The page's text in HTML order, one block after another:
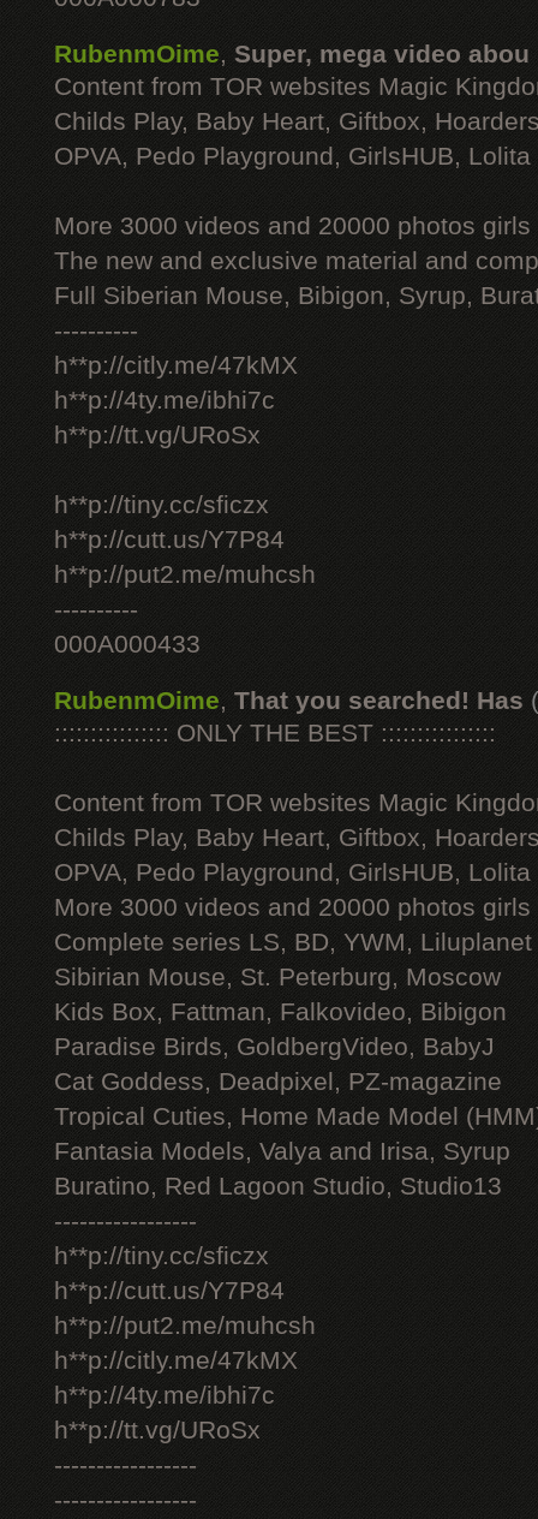
RubenmOime, Super, mega video abou
Content from TOR websites Magic
Childs Play, Baby Heart, Giftbox,
OPVA, Pedo Playground, GirlsHUB, Lolita
More 3000 videos and 20000 photos
The new and exclusive material and
Full Siberian Mouse, Bibigon, Syrup,
----------
h**p://citly.me/47kMX
h**p://4ty.me/ibhi7c
h**p://tt.vg/URoSx
h**p://tiny.cc/sficzx
h**p://cutt.us/Y7P84
h**p://put2.me/muhcsh
----------
000A000433
RubenmOime, That you searched! Has
:::::::::::::::: ONLY THE BEST ::::::::::::::::
Content from TOR websites Magic
Childs Play, Baby Heart, Giftbox,
OPVA, Pedo Playground, GirlsHUB, Lolita
More 3000 videos and 20000 photos
Complete series LS, BD, YWM, Liluplanet
Sibirian Mouse, St. Peterburg, Moscow
Kids Box, Fattman, Falkovideo, Bibigon
Paradise Birds, GoldbergVideo, BabyJ
Cat Goddess, Deadpixel, PZ-magazine
Tropical Cuties, Home Made Model
Fantasia Models, Valya and Irisa, Syrup
Buratino, Red Lagoon Studio, Studio13
-----------------
h**p://tiny.cc/sficzx
h**p://cutt.us/Y7P84
h**p://put2.me/muhcsh
h**p://citly.me/47kMX
h**p://4ty.me/ibhi7c
h**p://tt.vg/URoSx
-----------------
-----------------